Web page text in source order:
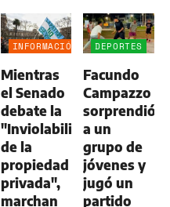
INFORMACIÓN
Mientras
el Senado
debate la
"Inviolabilidad
de la
propiedad
privada",
marchan
DEPORTES
Facundo
Campazzo
sorprendió
a un
grupo de
jóvenes y
jugó un
partido